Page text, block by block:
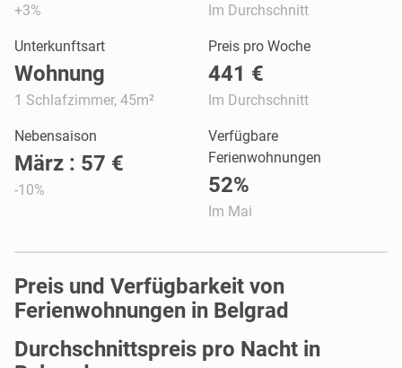
+3% Im Durchschnitt
Unterkunftsart
Wohnung
1 Schlafzimmer, 45m²
Preis pro Woche
441 €
Im Durchschnitt
Nebensaison
März : 57 €
-10%
Verfügbare
Ferienwohnungen
52%
Im Mai
Preis und Verfügbarkeit von
Ferienwohnungen in Belgrad
Durchschnittspreis pro Nacht in